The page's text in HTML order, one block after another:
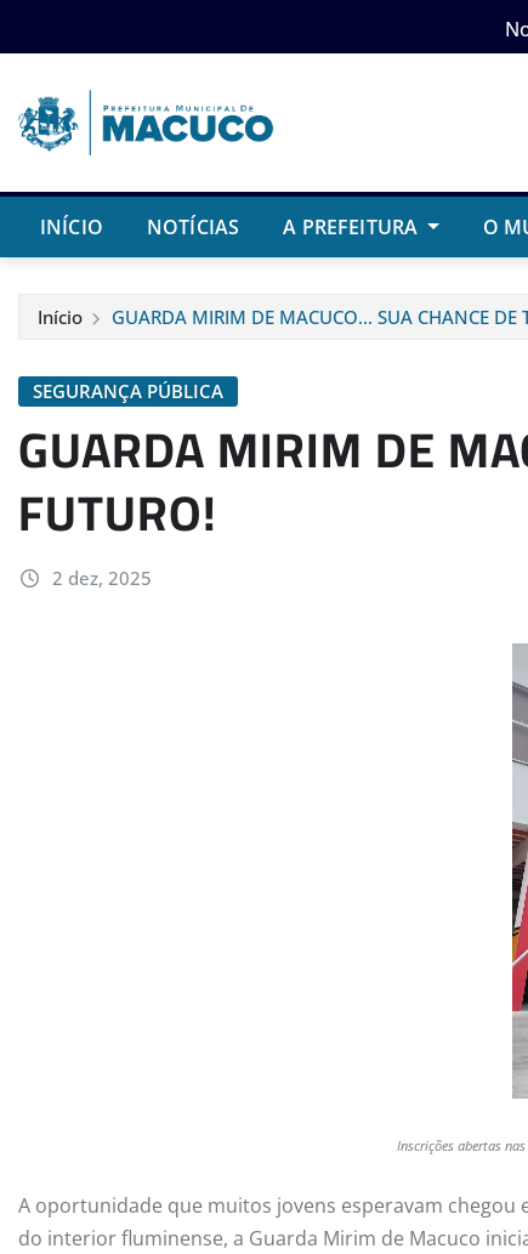
to
INÍCIO NOTÍCIAS A PREFEITURA O
Início GUARDA MIRIM DE MACUCO… SUA CHANCE DE
SEGURANÇA PÚBLICA
GUARDA MIRIM DE
FUTURO!
2 dez, 2025
Inscrições abertas
A oportunidade que muitos jovens esperavam
do interior fluminense, a Guarda Mirim de Macuco